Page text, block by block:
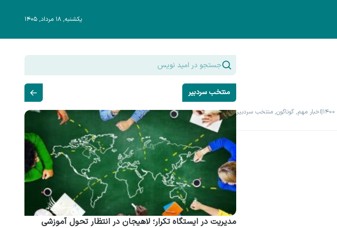
یکشنبه, ۱۸ مرداد, ۱۴۰۵
|اخبار مهم, گوناگون, منتخب سردبیر
منتخب سردبیر
مدیریت در ایستگاه تکرار؛ لاهیجان در انتظار تحول آموزشی